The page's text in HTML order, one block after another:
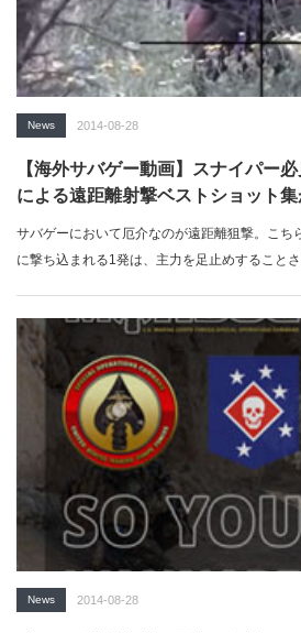
News 2014-08-28
【海外サバゲー動画】スナイパー
による遠距離射撃ベストショット
サバゲーにおいて厄介なのが遠距離狙撃。こち
に撃ち込まれる1発は、主力を足止めすること
News 2014-08-28